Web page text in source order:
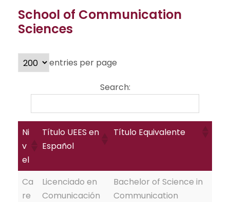
School of Communication
Sciences
entries per page
Search:
Ni
v
el
Título UEES en
Español
Título Equivalente
Ca
re
Licenciado en
Comunicación
Bachelor of Science in
Communication